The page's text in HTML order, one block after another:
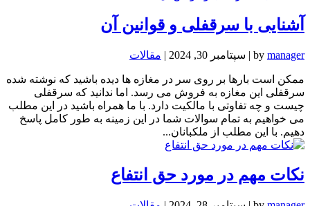
آشنایی با سرقفلی و قوانین آن
by manager
| سپتامبر 30, 2024 | مقالات
ممکن است بارها بر روی سر در مغازه ها دیده باشید که نوشته شده
سرقفلی این مغازه به فروش می رسد. اما ندانید که سرقفلی
چیست و چه تفاوتی با مالکیت دارد. با ما همراه باشید در این مطلب
می خواهیم به تمام سوالات شما در این زمینه به طور کامل پاسخ
دهیم. با این مطلب از ملکبانان...
نکات مهم در مورد حق انتفاع